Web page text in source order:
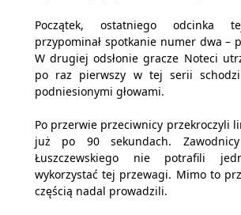
Początek, ostatniego odcinka
przypominał spotkanie numer dwa –
W drugiej odsłonie gracze Noteci
po raz pierwszy w tej serii
podniesionymi głowami.
Po przerwie przeciwnicy przekroczyli
już po 90 sekundach. Zawodnicy
Łuszczewskiego nie potrafili
wykorzystać tej przewagi. Mimo to
częścią nadal prowadzili.